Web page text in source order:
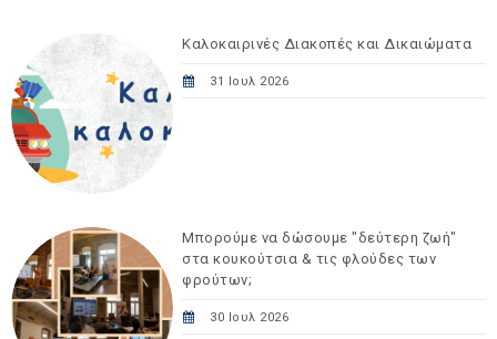
Καλοκαιρινές Διακοπές και Δικαιώματα
31 Ιουλ 2026
Μπορούμε να δώσουμε "δεύτερη ζωή"
στα κουκούτσια & τις φλούδες των
φρούτων;
30 Ιουλ 2026